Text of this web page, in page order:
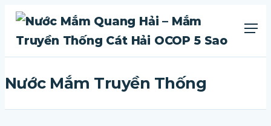
Nước Mắm Truyền Thống